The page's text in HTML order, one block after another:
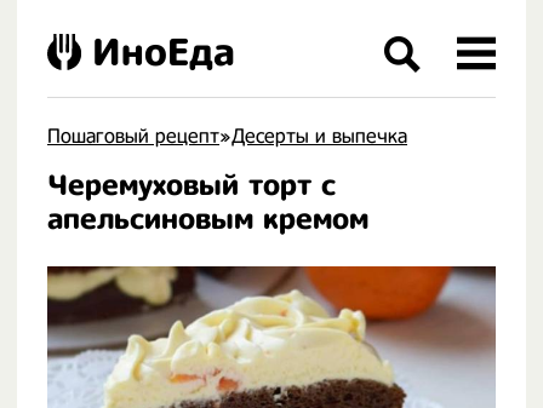
Пошаговый рецепт»Десерты и выпечка
Черемуховый торт с
апельсиновым кремом
ИноЕда